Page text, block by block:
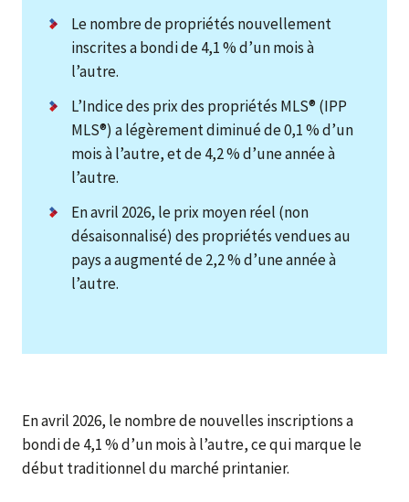
Le nombre de propriétés nouvellement
inscrites a bondi de 4,1 % d’un mois à
l’autre.
L’Indice des prix des propriétés MLS® (IPP
MLS®) a légèrement diminué de 0,1 % d’un
mois à l’autre, et de 4,2 % d’une année à
l’autre.
En avril 2026, le prix moyen réel (non
désaisonnalisé) des propriétés vendues au
pays a augmenté de 2,2 % d’une année à
l’autre.
En avril 2026, le nombre de nouvelles inscriptions a
bondi de 4,1 % d’un mois à l’autre, ce qui marque le
début traditionnel du marché printanier.